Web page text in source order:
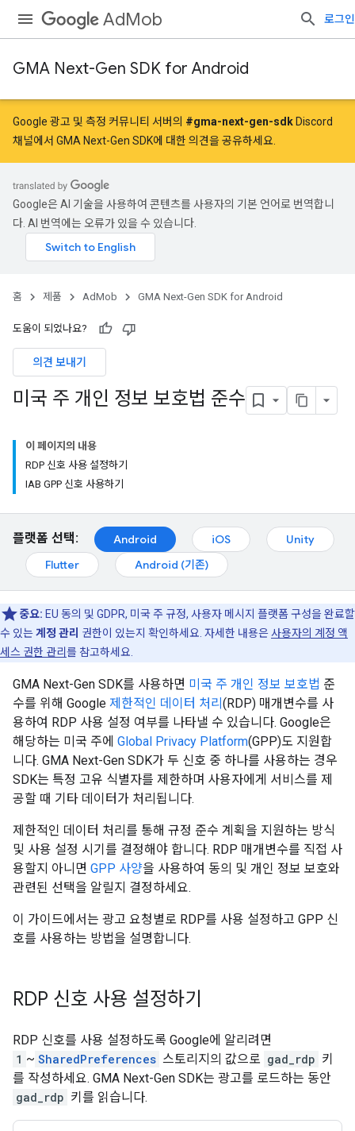
AdMob 로그인
GMA Next-Gen SDK for Android
Google 광고 및 측정 커뮤니티 서버의 #gma-next-gen-sdk Discord
채널에서 GMA Next-Gen SDK에 대한 의견을 공유하세요.
Google은 AI 기술을 사용하여 콘텐츠를 사용자의 기본 언어로 번역합니
다. AI 번역에는 오류가 있을 수 있습니다.
홈 제품 AdMob GMA Next-Gen SDK for Android
도움이 되었나요?
의견 보내기
미국 주 개인 정보 보호법 준수
이 페이지의 내용
RDP 신호 사용 설정하기
IAB GPP 신호 사용하기
플랫폼 선택: Android iOS
Unity
Flutter
Android (기존)
중요: EU 동의 및 GDPR, 미국 주 규정, 사용자 메시지 플랫폼 구성을 완료할
수 있는계정 관리 권한이 있는지 확인하세요. 자세한 내용은 사용자의 계정 액
세스 권한 관리 를 참고하세요.
GMA Next-Gen SDK를 사용하면 미국 주 개인 정보 보호법 준
수를 위해 Google 제한적인 데이터 처리 (RDP) 매개변수를 사
용하여 RDP 사용 설정 여부를 나타낼 수 있습니다. Google은
해당하는 미국 주에 Global Privacy Platform(GPP)도 지원합
니다. GMA Next-Gen SDK가 두 신호 중 하나를 사용하는 경우
SDK는 특정 고유 식별자를 제한하며 사용자에게 서비스를 제
공할 때 기타 데이터가 처리됩니다.
제한적인 데이터 처리를 통해 규정 준수 계획을 지원하는 방식
및 사용 설정 시기를 결정해야 합니다. RDP 매개변수를 직접 사
용할지 아니면 GPP 사양을 사용하여 동의 및 개인 정보 보호와
관련된 선택을 알릴지 결정하세요.
이 가이드에서는 광고 요청별로 RDP를 사용 설정하고 GPP 신
호를 사용하는 방법을 설명합니다.
RDP 신호 사용 설정하기
RDP 신호를 사용 설정하도록 Google에 알리려면
1 ~ SharedPreferences 스토리지의 값으로 gad_rdp 키
를 작성하세요. GMA Next-Gen SDK는 광고를 로드하는 동안
gad_rdp 키를 읽습니다.